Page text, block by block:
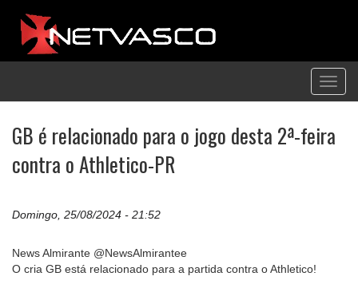
GB é relacionado para o jogo desta 2ª-feira
contra o Athletico-PR
Domingo, 25/08/2024 - 21:52
News Almirante @NewsAlmirantee
O cria GB está relacionado para a partida contra o Athletico!